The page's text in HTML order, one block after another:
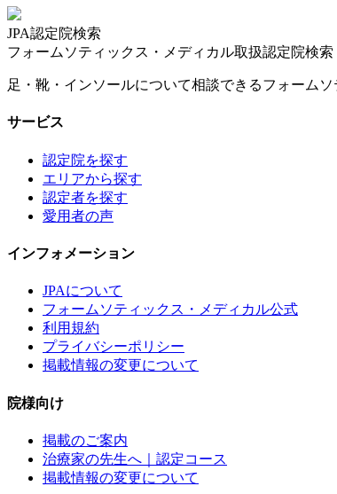
JPA認定院検索
フォームソティックス・メディカル取扱認定院検索
足・靴・インソールについて相談できるフォーム
サービス
認定院を探す
エリアから探す
認定者を探す
愛用者の声
インフォメーション
JPAについて
フォームソティックス・メディカル公式
利用規約
プライバシーポリシー
掲載情報の変更について
院様向け
掲載のご案内
治療家の先生へ｜認定コース
掲載情報の変更について